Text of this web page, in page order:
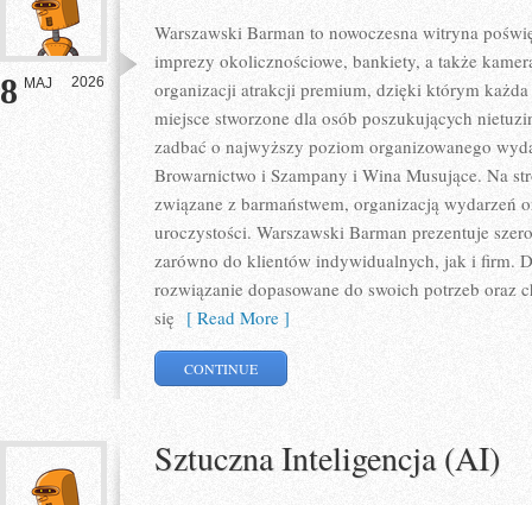
8 MAJ 2026
Warszawski Barman to nowoczesna witryna
imprezy okolicznościowe, bankiety, a także
organizacji atrakcji premium, dzięki którym
miejsce stworzone dla osób poszukujących
zadbać o najwyższy poziom organizowanego
Browarnictwo i Szampany i Wina Musujące. Na
związane z barmaństwem, organizacją wydarzeń
uroczystości. Warszawski Barman prezentuje
zarówno do klientów indywidualnych, jak i firm.
rozwiązanie dopasowane do swoich potrzeb oraz
się [ Read More ]
CONTINUE
Sztuczna Inteligencja (AI)